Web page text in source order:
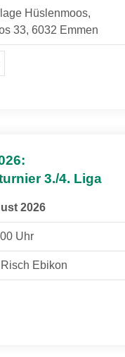
Hüslenmoos,
33, 6032 Emmen
3./4. Liga
2026
Uhr
Ebikon